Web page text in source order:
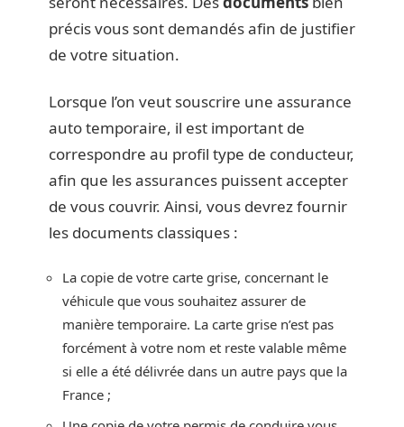
précis vous sont demandés afin de justifier
de votre situation.
Lorsque l’on veut souscrire une assurance
auto temporaire, il est important de
correspondre au profil type de conducteur,
afin que les assurances puissent accepter
de vous couvrir. Ainsi, vous devrez fournir
les documents classiques :
La copie de votre carte grise, concernant le
véhicule que vous souhaitez assurer de
manière temporaire. La carte grise n’est pas
forcément à votre nom et reste valable même
si elle a été délivrée dans un autre pays que la
France ;